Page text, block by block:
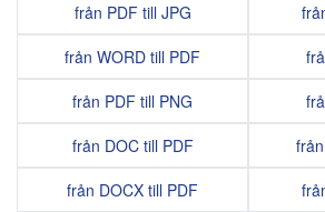
från PDF till JPG
från WORD till PDF
från PDF till PNG
från DOC till PDF
från DOCX till PDF